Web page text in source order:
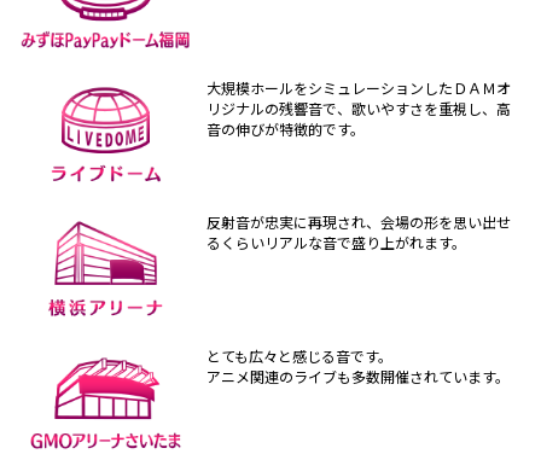
大規模ホールをシミュレーションしたＤＡＭオ
リジナルの残響音で、歌いやすさを重視し、高
音の伸びが特徴的です。
反射音が忠実に再現され、会場の形を思い出せ
るくらいリアルな音で盛り上がれます。
とても広々と感じる音です。
アニメ関連のライブも多数開催されています。